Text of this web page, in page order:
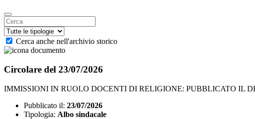
Cerca anche nell'archivio storico
Circolare del 23/07/2026
IMMISSIONI IN RUOLO DOCENTI DI RELIGIONE: PUBBLICATO IL
Pubblicato il: 23/07/2026
Tipologia: Albo sindacale